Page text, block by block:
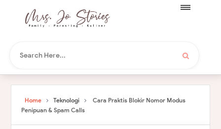
Home Teknologi
Cara Praktis Blokir Nomor Modus
Penipuan & Spam Calls